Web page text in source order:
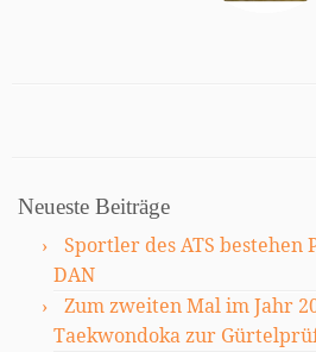
Neueste Beiträge
Sportler des ATS bestehen
DAN
Zum zweiten Mal im Jahr
Taekwondoka zur